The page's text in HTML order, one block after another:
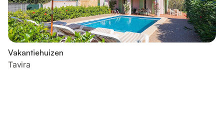
Vakantiehuizen
Tavira